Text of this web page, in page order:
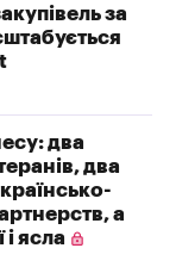
за
два
два
а
і ясла